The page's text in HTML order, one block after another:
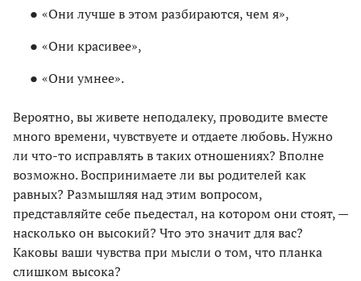
«Они лучше в этом разбираются, чем я»,
«Они красивее»,
«Они умнее».
Вероятно, вы живете неподалеку, проводите вместе
много времени, чувствуете и отдаете любовь. Нужно
ли что-то исправлять в таких отношениях? Вполне
возможно. Воспринимаете ли вы родителей как
равных? Размышляя над этим вопросом,
представляйте себе пьедестал, на котором они стоят, —
насколько он высокий? Что это значит для вас?
Каковы ваши чувства при мысли о том, что планка
слишком высока?